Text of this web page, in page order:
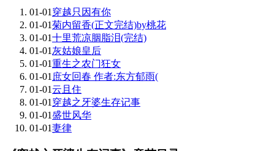
01-01 穿越只因有你
01-01菊内留香(正文完结)by桃花
01-01十里荒凉胭脂泪(完结)
01-01 灰姑娘皇后
01-01重生之农门狂女
01-01 庶女回春 作者:东方郁雨(
01-01云且住
01-01 穿越之牙婆生存记事
01-01 盛世风华
01-01妻律